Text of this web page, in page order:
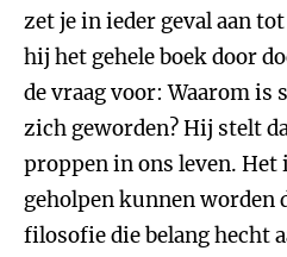
zet je in ieder geval aan
hij het gehele boek door
de vraag voor: Waarom is
zich geworden? Hij stelt
proppen in ons leven.
geholpen kunnen worden
filosofie die belang hecht